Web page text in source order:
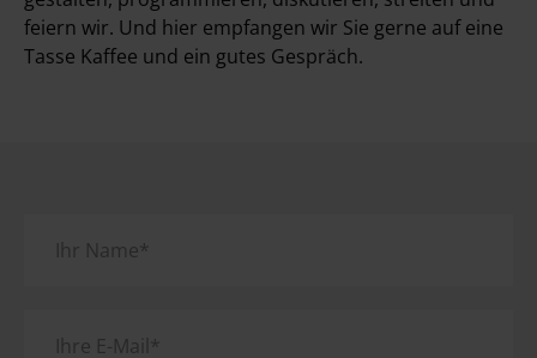
feiern wir. Und hier empfangen wir Sie gerne auf eine
Tasse Kaffee und ein gutes Gespräch.